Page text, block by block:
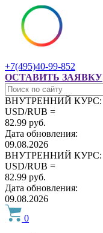
+7(495)40-99-852
ОСТАВИТЬ ЗАЯВКУ
ВНУТРЕННИЙ КУРС:
USD/RUB =
82.99 руб.
Дата обновления:
09.08.2026
ВНУТРЕННИЙ КУРС:
USD/RUB =
82.99 руб.
Дата обновления:
09.08.2026
0